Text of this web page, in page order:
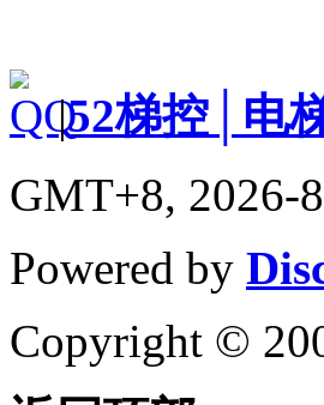
|52梯控│电
GMT+8, 2026-
Powered by
Copyright ©